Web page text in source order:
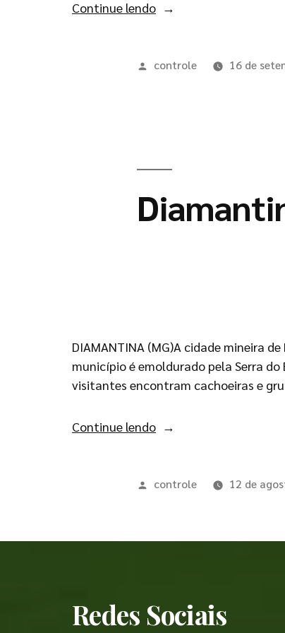
Continue lendo
controle 16 de
DIAMANTINA (MG)A cidade mineira
município é emoldurado pela Serra
visitantes encontram cachoeiras e
Continue lendo
controle 12 de
Redes Sociais